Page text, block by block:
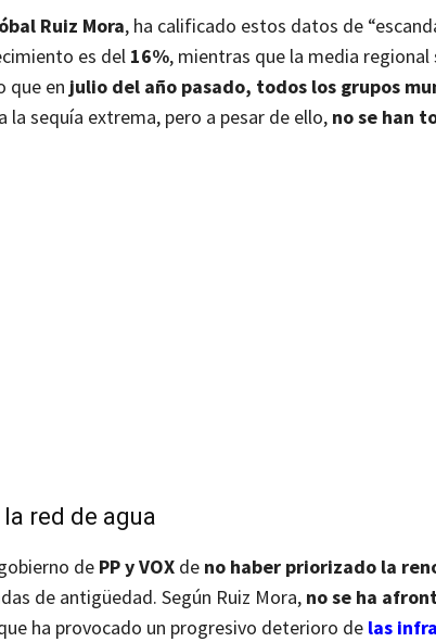
Ruiz Mora, ha calificado estos datos de
es del 16%, mientras que la media regional
que en julio del año pasado, todos los grupos
la sequía extrema, pero a pesar de ello, no se han
red de agua
de PP y VOX de no haber priorizado la
de antigüedad. Según Ruiz Mora, no se ha
ha provocado un progresivo deterioro de las